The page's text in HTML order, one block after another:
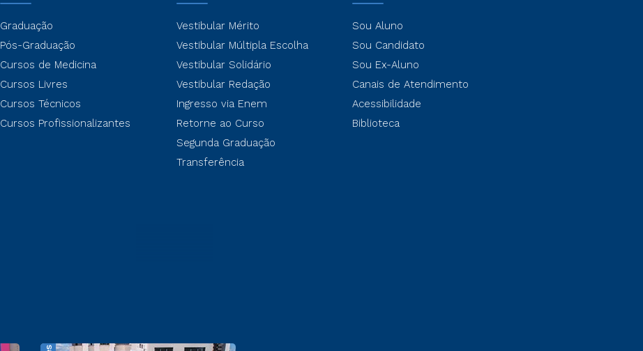
Graduação
Pós-Graduação
Cursos de Medicina
Cursos Livres
Cursos Técnicos
Cursos Profissionalizantes
Vestibular Mérito
Vestibular Múltipla Escolha
Vestibular Solidário
Vestibular Redação
Ingresso via Enem
Retorne ao Curso
Segunda Graduação
Transferência
Sou Aluno
Sou Candidato
Sou Ex-Aluno
Canais de Atendimento
Acessibilidade
Biblioteca